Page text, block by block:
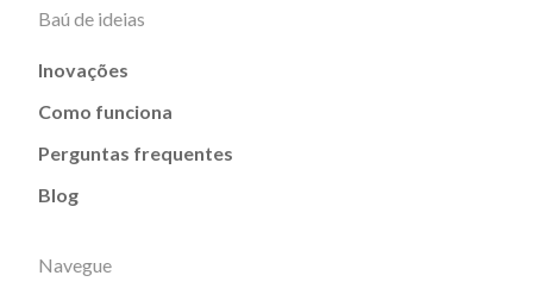
Baú de ideias
Inovações
Como funciona
Perguntas frequentes
Blog
Navegue